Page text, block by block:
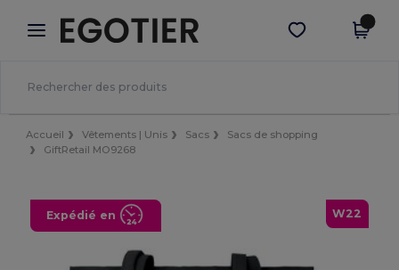
× Appli Egotier
Meilleurs prix sur l’app !
Obtenir l'appli
Accueil Vêtements | Unis Sacs
Sacs de shopping
GiftRetail MO9268
W22
Expédié en